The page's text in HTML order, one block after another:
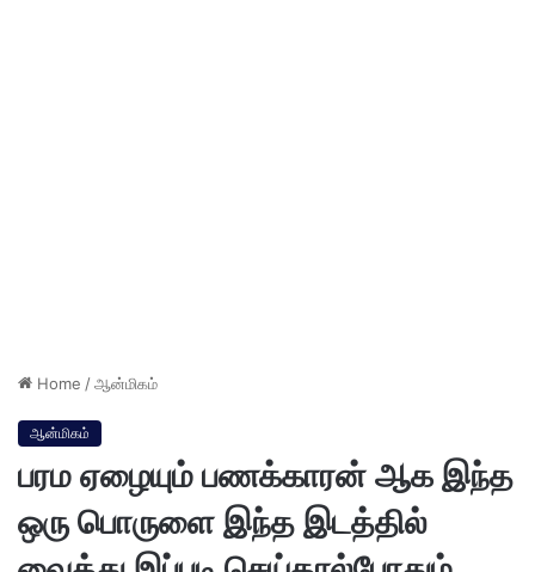
Home /ஆன்மிகம்
ஆன்மிகம்
பரம ஏழையும் பணக்காரன் ஆக இந்த
ஒரு பொருளை இந்த இடத்தில்